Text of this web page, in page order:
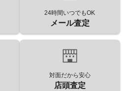
24時間いつでもOK
メール査定
対面だから安心
店頭査定